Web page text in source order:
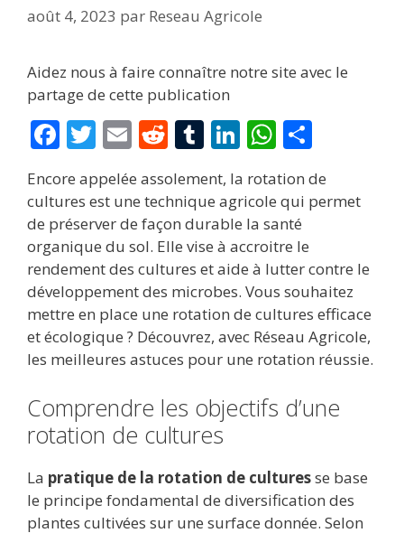
août 4, 2023 par Reseau Agricole
Aidez nous à faire connaître notre site avec le
partage de cette publication
F
e
b
o
o
k
T
w
itt
er
E
ai
l
R
e
d
di
t
T
m
bl
r
Li
k
e
dI
n
W
h
at
s
A
p
p
ar
ta
Encore appelée assolement, la rotation de
cultures est une technique agricole qui permet
de préserver de façon durable la santé
organique du sol. Elle vise à accroitre le
rendement des cultures et aide à lutter contre le
développement des microbes. Vous souhaitez
mettre en place une rotation de cultures efficace
et écologique ? Découvrez, avec Réseau Agricole,
les meilleures astuces pour une rotation réussie.
Comprendre les objectifs d’une
rotation de cultures
La pratique de la rotation de culturesse base
le principe fondamental de diversification des
plantes cultivées sur une surface donnée. Selon